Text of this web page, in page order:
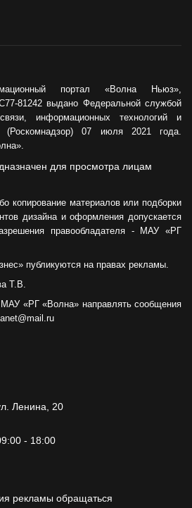
портал «Волна Ньюз»,
81242 выдано Федеральной службой
информационных технологий и
(Роскомнадзор) 07 июля 2021 года.
для просмотра лицам
копирование материалов или подборки
дизайна и оформления допускается
правообладателя - МАУ «РГ
публикуются на правах рекламы.
Т.В.
«РГ «Волна» направлять сообщения
Ленина, 20
- 18:00
рекламы обращаться